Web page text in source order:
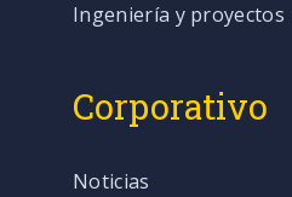
Ingeniería y proyectos
Corporativo
Noticias